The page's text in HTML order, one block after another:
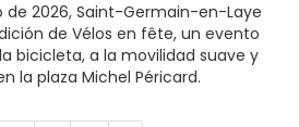
de 2026, Saint-Germain-en-Laye
de Vélos en fête, un evento
bicicleta, a la movilidad suave y
la plaza Michel Péricard.